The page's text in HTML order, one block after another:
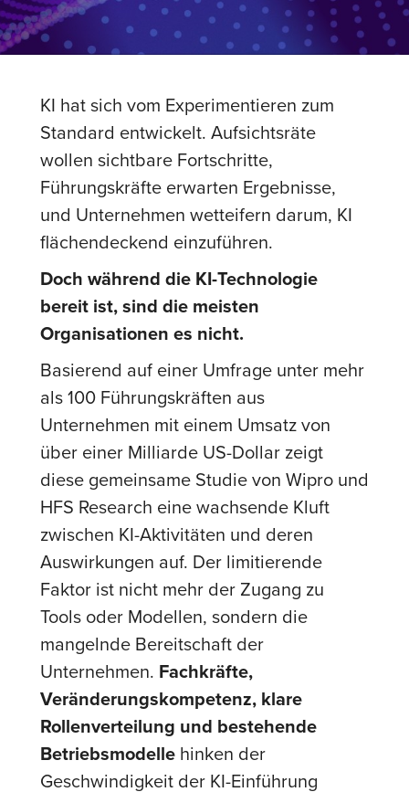
KI hat sich vom Experimentieren zum
Standard entwickelt. Aufsichtsräte
wollen sichtbare Fortschritte,
Führungskräfte erwarten Ergebnisse,
und Unternehmen wetteifern darum, KI
flächendeckend einzuführen.
Doch während die KI-Technologie
bereit ist, sind die meisten
Organisationen es nicht.
Basierend auf einer Umfrage unter mehr
als 100 Führungskräften aus
Unternehmen mit einem Umsatz von
über einer Milliarde US-Dollar zeigt
diese gemeinsame Studie von Wipro und
HFS Research eine wachsende Kluft
zwischen KI-Aktivitäten und deren
Auswirkungen auf. Der limitierende
Faktor ist nicht mehr der Zugang zu
Tools oder Modellen, sondern die
mangelnde Bereitschaft der
Unternehmen. Fachkräfte,
Veränderungskompetenz, klare
Rollenverteilung und bestehende
Betriebsmodelle hinken der
Geschwindigkeit der KI-Einführung